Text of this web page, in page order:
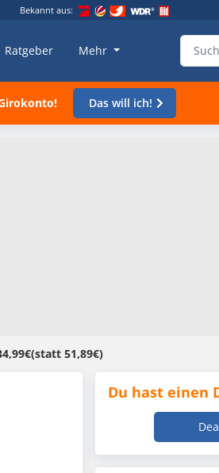
Bekannt aus:
Ratgeber Mehr
Das will ich!
51,89€)
Du hast einen